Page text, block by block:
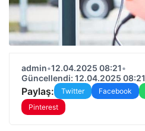
admin•12.04.2025 08:21•
Güncellendi: 12.04.2025 08:21
Paylaş: Twitter Facebook
Pinterest